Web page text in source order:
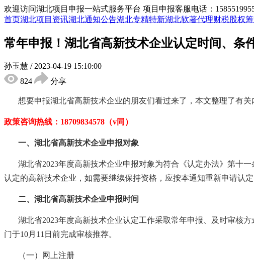
欢迎访问湖北项目申报一站式服务平台 项目申报客服电话：
首页湖北项目资讯湖北通知公告湖北专精特新湖北软著代理财税股权筹
常年申报！湖北省高新技术企业认定时间、条
孙玉慧 / 2023-04-19 15:10:00
824
分享
想要申报湖北省高新技术企业的朋友们看过来了，本文整理了有
政策咨询热线： 18709834578（v同）
一、 湖北省高新技术企业申报对象
湖北省2023年度高新技术企业申报对象为符合《认定办法》第十
认定的高新技术企业，如需要继续保持资格，应按本通知重新申请认定
二、 湖北省高新技术企业申报时间
湖北省2023年度高新技术企业认定工作采取常年申报、及时审核
门于10月11日前完成审核推荐。
（一）网上注册